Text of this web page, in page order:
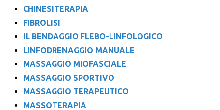
CHINESITERAPIA
FIBROLISI
IL BENDAGGIO FLEBO-LINFOLOGICO
LINFODRENAGGIO MANUALE
MASSAGGIO MIOFASCIALE
MASSAGGIO SPORTIVO
MASSAGGIO TERAPEUTICO
MASSOTERAPIA